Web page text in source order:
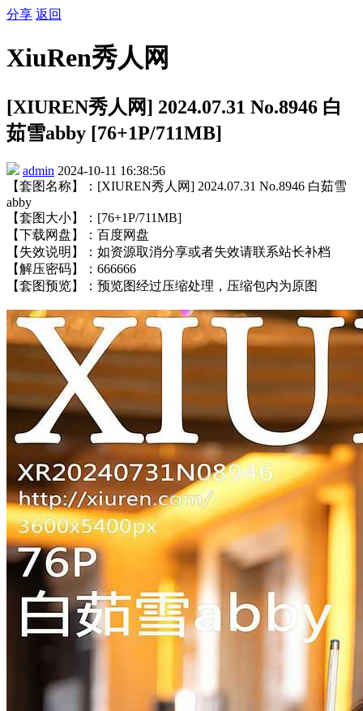
分享 返回
XiuRen秀人网
[XIUREN秀人网] 2024.07.31 No.8946 白
茹雪abby [76+1P/711MB]
admin 2024-10-11 16:38:56
【套图名称】：[XIUREN秀人网] 2024.07.31 No.8946 白茹雪
abby
【套图大小】：[76+1P/711MB]
【下载网盘】：百度网盘
【失效说明】：如资源取消分享或者失效请联系站长补档
【解压密码】：666666
【套图预览】：预览图经过压缩处理，压缩包内为原图